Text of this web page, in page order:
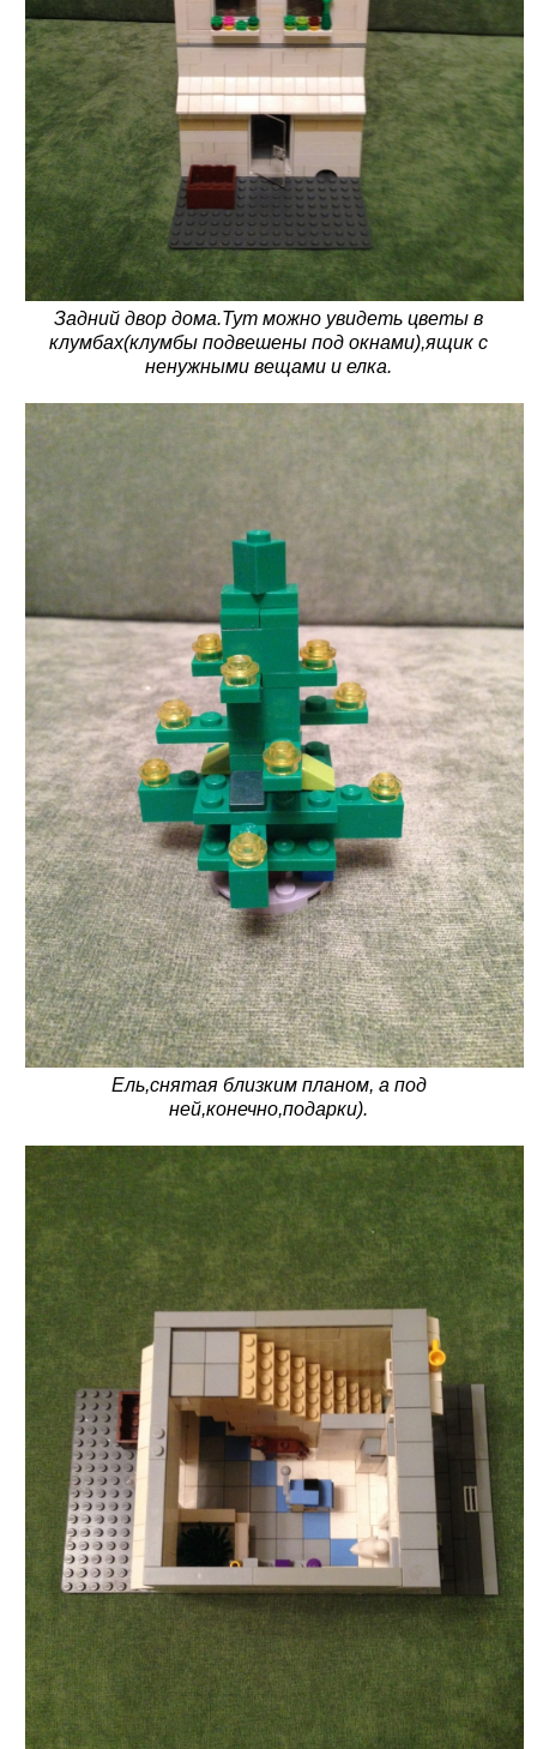
Задний двор дома.Тут можно увидеть цветы в
клумбах(клумбы подвешены под окнами),ящик с
ненужными вещами и елка.
Ель,снятая близким планом, а под
ней,конечно,подарки).